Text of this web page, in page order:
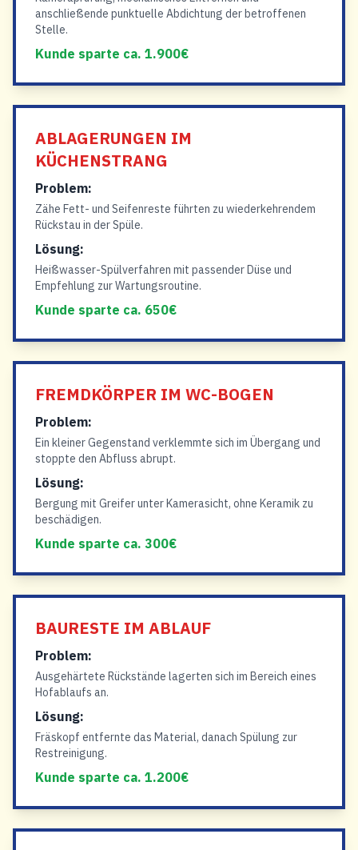
anschließende punktuelle Abdichtung der betroffenen
Stelle.
Kunde sparte ca. 1.900€
ABLAGERUNGEN IM
KÜCHENSTRANG
Problem:
Zähe Fett- und Seifenreste führten zu wiederkehrendem
Rückstau in der Spüle.
Lösung:
Heißwasser-Spülverfahren mit passender Düse und
Empfehlung zur Wartungsroutine.
Kunde sparte ca. 650€
FREMDKÖRPER IM WC-BOGEN
Problem:
Ein kleiner Gegenstand verklemmte sich im Übergang und
stoppte den Abfluss abrupt.
Lösung:
Bergung mit Greifer unter Kamerasicht, ohne Keramik zu
beschädigen.
Kunde sparte ca. 300€
BAURESTE IM ABLAUF
Problem:
Ausgehärtete Rückstände lagerten sich im Bereich eines
Hofablaufs an.
Lösung:
Fräskopf entfernte das Material, danach Spülung zur
Restreinigung.
Kunde sparte ca. 1.200€